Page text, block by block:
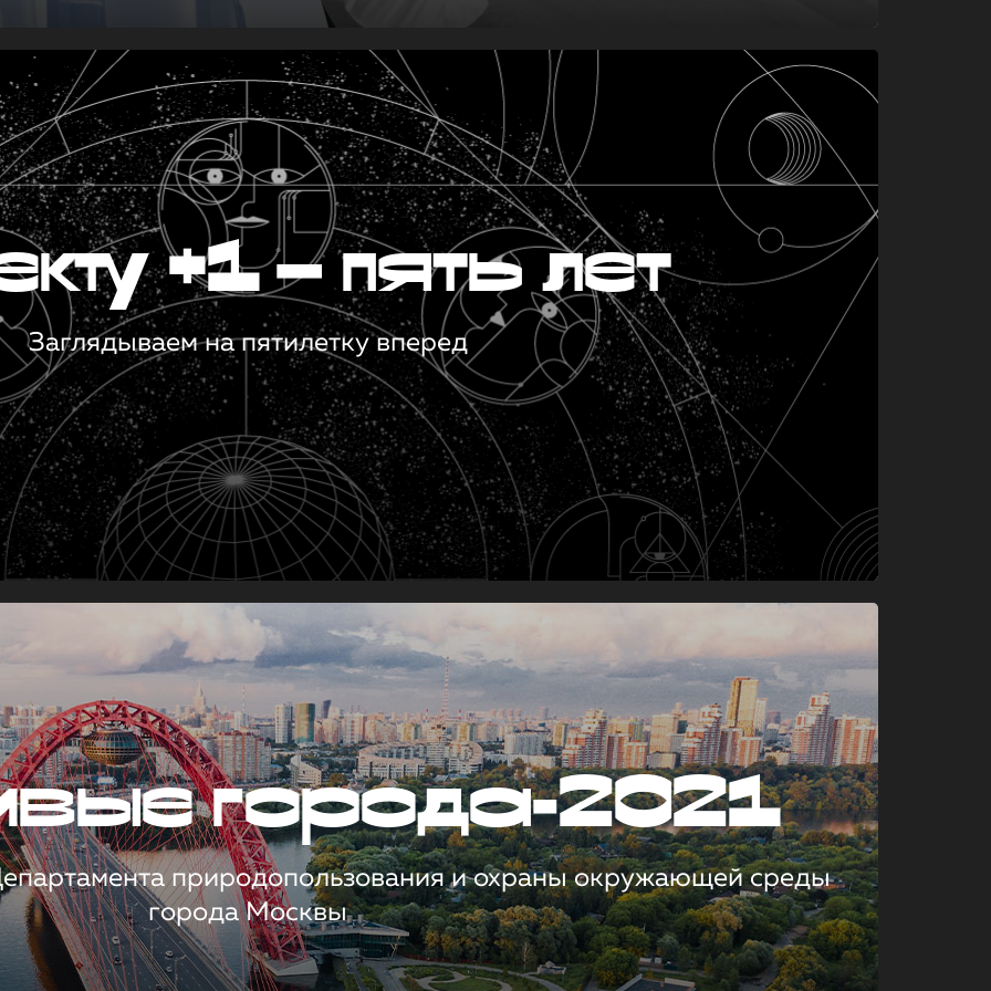
+1 — пять лет
Заглядываем на пятилетку вперед
города-2021
природопользования и охраны окружающей среды
города Москвы